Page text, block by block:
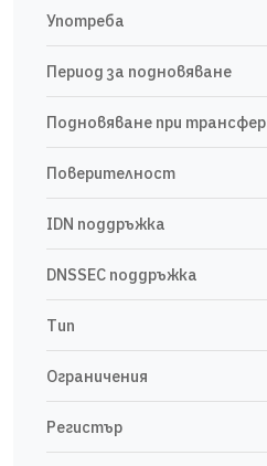
Употреба
Период за подновяване
Подновяване при трансфер
Поверителност
IDN поддръжка
DNSSEC поддръжка
Тип
Ограничения
Регистър